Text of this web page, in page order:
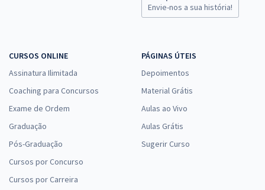
Envie-nos a sua história!
CURSOS ONLINE
Assinatura Ilimitada
Coaching para Concursos
Exame de Ordem
Graduação
Pós-Graduação
Cursos por Concurso
Cursos por Carreira
PÁGINAS ÚTEIS
Depoimentos
Material Grátis
Aulas ao Vivo
Aulas Grátis
Sugerir Curso